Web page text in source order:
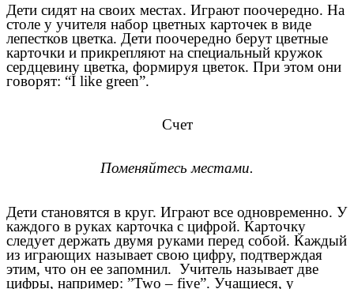
Дети сидят на своих местах. Играют поочередно. На
столе у учителя набор цветных карточек в виде
лепестков цветка. Дети поочередно берут цветные
карточки и прикрепляют на специальный кружок
сердцевину цветка, формируя цветок. При этом они
говорят: “I like green”.
Счет
Поменяйтесь местами.
Дети становятся в круг. Играют все одновременно. У
каждого в руках карточка с цифрой. Карточку
следует держать двумя руками перед собой. Каждый
из играющих называет свою цифру, подтверждая
этим, что он ее запомнил. Учитель называет две
цифры, например: ”Two – five”. Учащиеся, у